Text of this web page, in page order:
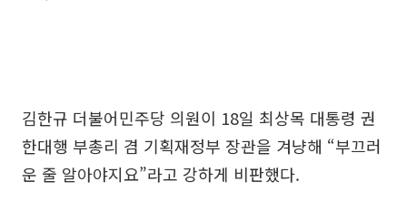
김한규 더불어민주당 의원이 18일 최상목 대통령 권
한대행 부총리 겸 기획재정부 장관을 겨냥해 “부끄러
운 줄 알아야지요”라고 강하게 비판했다.